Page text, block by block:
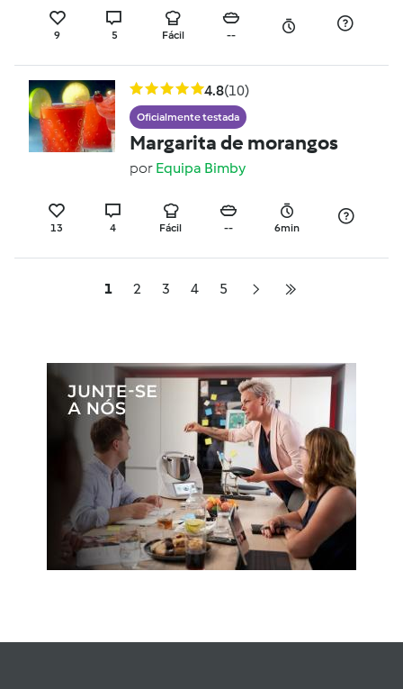
9 5 Fácil --
4.8(10)
Oficialmente testada
Margarita de morangos
por Equipa Bimby
13 4 Fácil -- 6min
1 2 3 4 5